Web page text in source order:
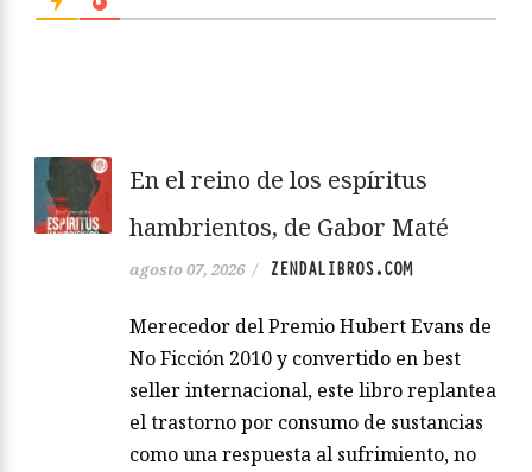
En el reino de los espíritus
hambrientos, de Gabor Maté
agosto 07, 2026 / ZENDALIBROS.COM
Merecedor del Premio Hubert Evans de
No Ficción 2010 y convertido en best
seller internacional, este libro replantea
el trastorno por consumo de sustancias
como una respuesta al sufrimiento, no